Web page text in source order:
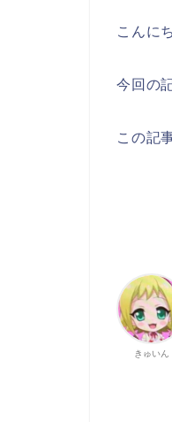
こんに
今回の
この記
きゅいん